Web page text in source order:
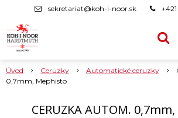
sekretariat@koh-i-noor.sk
Úvod Ceruzky Automatické ceruzky
0,7mm, Mephisto
CERUZKA AUTOM.